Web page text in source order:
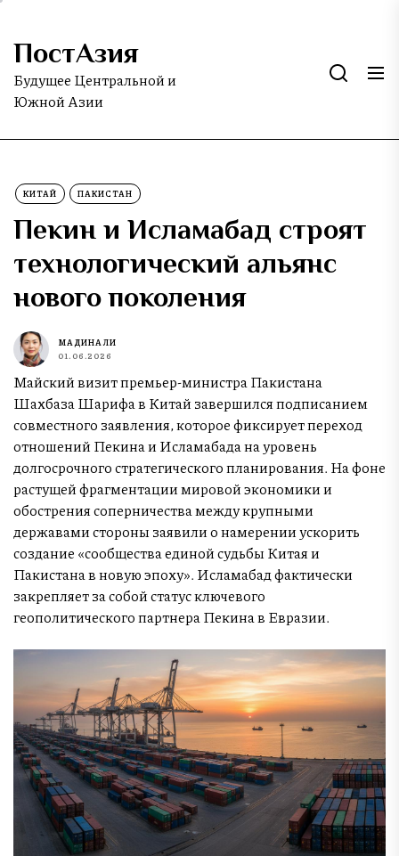
Skip
the
content
ПостАзия
Будущее Центральной и
Южной Азии
КИТАЙ ПАКИСТАН
Пекин и Исламабад строят
технологический альянс
нового поколения
МАДИНА ЛИ
01.06.2026
Майский визит премьер-министра Пакистана
Шахбаза Шарифа в Китай завершился подписанием
совместного заявления, которое фиксирует переход
отношений Пекина и Исламабада на уровень
долгосрочного стратегического планирования. На фоне
растущей фрагментации мировой экономики и
обострения соперничества между крупными
державами стороны заявили о намерении ускорить
создание «сообщества единой судьбы Китая и
Пакистана в новую эпоху». Исламабад фактически
закрепляет за собой статус ключевого
геополитического партнера Пекина в Евразии.